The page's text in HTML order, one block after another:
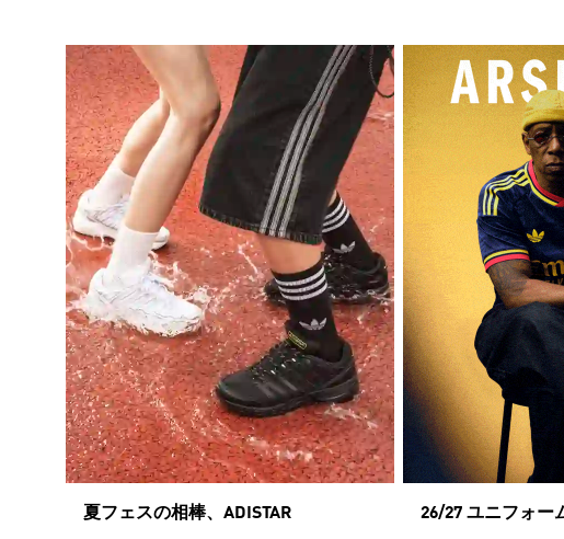
夏フェスの相棒、ADISTAR 26/27 ユニフォー